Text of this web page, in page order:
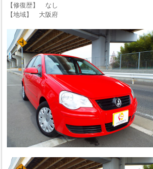
【修復歴】 なし
【地域】 大阪府